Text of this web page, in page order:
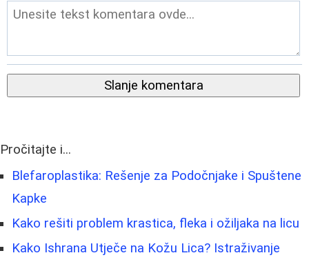
Slanje komentara
Pročitajte i...
Blefaroplastika: Rešenje za Podočnjake i Spuštene
Kapke
Kako rešiti problem krastica, fleka i ožiljaka na licu
Kako Ishrana Utječe na Kožu Lica? Istraživanje